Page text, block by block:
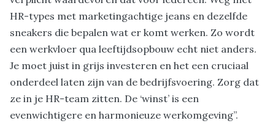
HR-types met marketingachtige jeans en dezelfde
sneakers die bepalen wat er komt werken. Zo wordt
een werkvloer qua leeftijdsopbouw echt niet anders.
Je moet juist in grijs investeren en het een cruciaal
onderdeel laten zijn van de bedrijfsvoering. Zorg dat
ze in je HR-team zitten. De ‘winst’ is een
evenwichtigere en harmonieuze werkomgeving”.